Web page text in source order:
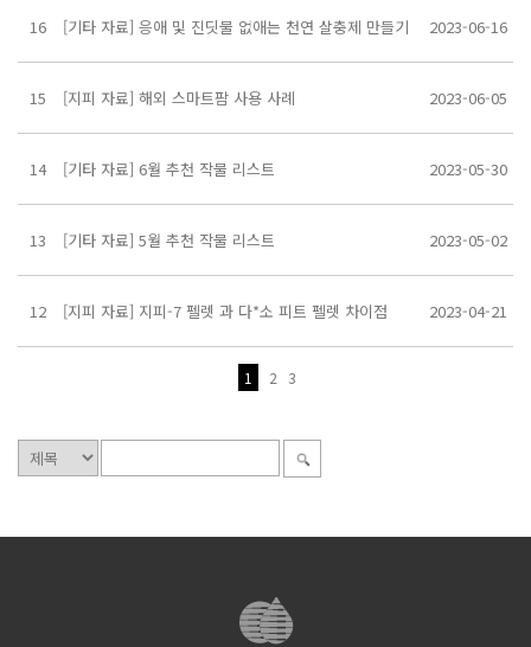
16 [기타 자료] 응애 및 진딧물 없애는 천연 살충제 만들기 2023-06-16
15 [지피 자료] 해외 스마트팜 사용 사례 2023-06-05
14 [기타 자료] 6월 추천 작물 리스트 2023-05-30
13 [기타 자료] 5월 추천 작물 리스트 2023-05-02
12 [지피 자료] 지피-7 펠렛 과 다*소 피트 펠렛 차이점 2023-04-21
1 2 3